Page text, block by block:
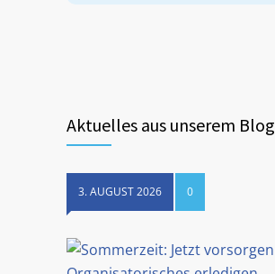
Aktuelles aus unserem Blog
3. AUGUST 2026 0